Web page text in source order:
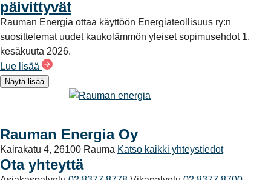
päivittyvät
Rauman Energia ottaa käyttöön Energiateollisuus ry:n
suosittelemat uudet kaukolämmön yleiset sopimusehdot 1.
kesäkuuta 2026.
Lue lisää
Näytä lisää
Rauman Energia Oy
Kairakatu 4, 26100 Rauma Katso kaikki yhteystiedot
Ota yhteyttä